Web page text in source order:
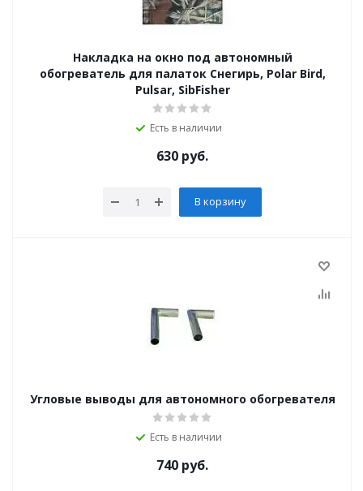
Накладка на окно под автономный
обогреватель для палаток Снегирь, Polar Bird,
Pulsar, SibFisher
Есть в наличии
630 руб.
В корзину
Угловые выводы для автономного обогревателя
Есть в наличии
740 руб.